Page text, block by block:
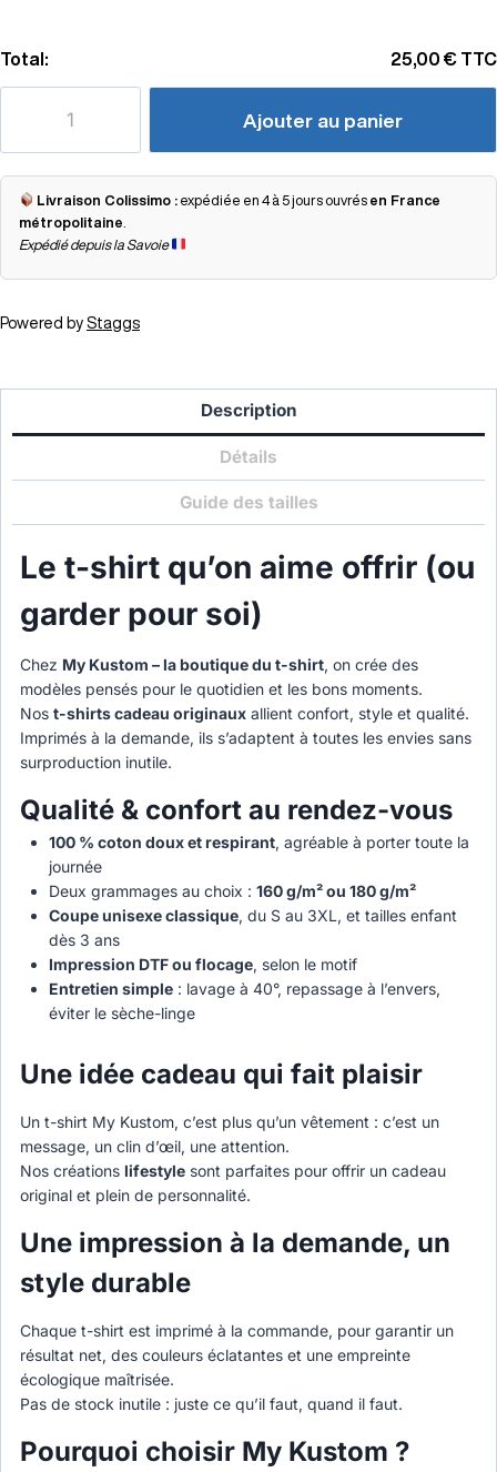
Total: 25,00 € TTC
Ajouter au panier
Livraison Colissimo : expédiée en 4 à 5 jours ouvrés en France
métropolitaine
Expédié depuis la Savoie
Powered by Staggs
Description
Détails
Guide des tailles
Le t-shirt qu’on aime offrir (ou
garder pour soi)
Chez My Kustom – la boutique du t-shirt, on crée des
modèles pensés pour le quotidien et les bons moments.
Nos t-shirts cadeau originaux allient confort, style et qualité.
Imprimés à la demande, ils s’adaptent à toutes les envies sans
surproduction inutile.
Qualité & confort au rendez-vous
100 % coton doux et respirant, agréable à porter toute la
journée
Deux grammages au choix : 160 g/m² ou 180 g/m²
Coupe unisexe classique, du S au 3XL, et tailles enfant
dès 3 ans
Impression DTF ou flocage, selon le motif
Entretien simple: lavage à 40°, repassage à l’envers,
éviter le sèche-linge
Une idée cadeau qui fait plaisir
Un t-shirt My Kustom, c’est plus qu’un vêtement : c’est un
message, un clin d’œil, une attention.
Nos créations lifestyle sont parfaites pour offrir un cadeau
original et plein de personnalité.
Une impression à la demande, un
style durable
Chaque t-shirt est imprimé à la commande, pour garantir un
résultat net, des couleurs éclatantes et une empreinte
écologique maîtrisée.
Pas de stock inutile : juste ce qu’il faut, quand il faut.
Pourquoi choisir My Kustom ?